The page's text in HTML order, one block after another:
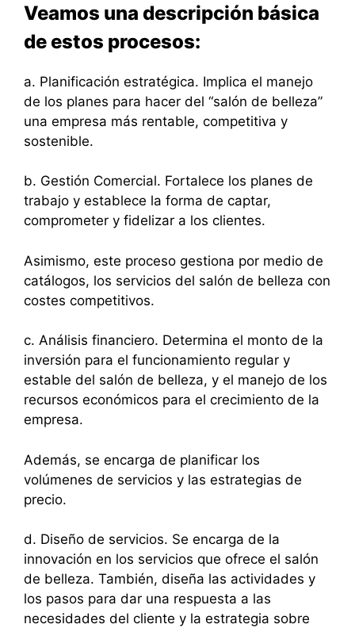
Veamos una descripción básica
de estos procesos:
a. Planificación estratégica. Implica el manejo
de los planes para hacer del “salón de belleza”
una empresa más rentable, competitiva y
sostenible.
b. Gestión Comercial. Fortalece los planes de
trabajo y establece la forma de captar,
comprometer y fidelizar a los clientes.
Asimismo, este proceso gestiona por medio de
catálogos, los servicios del salón de belleza con
costes competitivos.
c. Análisis financiero. Determina el monto de la
inversión para el funcionamiento regular y
estable del salón de belleza, y el manejo de los
recursos económicos para el crecimiento de la
empresa.
Además, se encarga de planificar los
volúmenes de servicios y las estrategias de
precio.
d. Diseño de servicios. Se encarga de la
innovación en los servicios que ofrece el salón
de belleza. También, diseña las actividades y
los pasos para dar una respuesta a las
necesidades del cliente y la estrategia sobre